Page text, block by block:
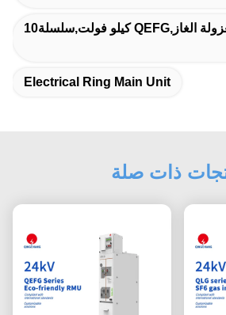
Electrical Ring Main Unit
ذات صلة